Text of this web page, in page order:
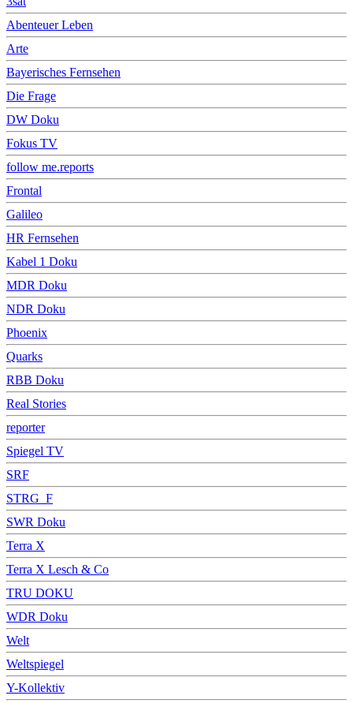
Abenteuer Leben
Arte
Bayerisches Fernsehen
Die Frage
DW Doku
Fokus TV
follow me.reports
Frontal
Galileo
HR Fernsehen
Kabel 1 Doku
MDR Doku
NDR Doku
Phoenix
Quarks
RBB Doku
Real Stories
reporter
Spiegel TV
SRF
STRG_F
SWR Doku
Terra X
Terra X Lesch & Co
TRU DOKU
WDR Doku
Welt
Weltspiegel
Y-Kollektiv